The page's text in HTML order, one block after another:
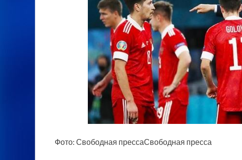
Фото: Свободная прессаСвободная пресса